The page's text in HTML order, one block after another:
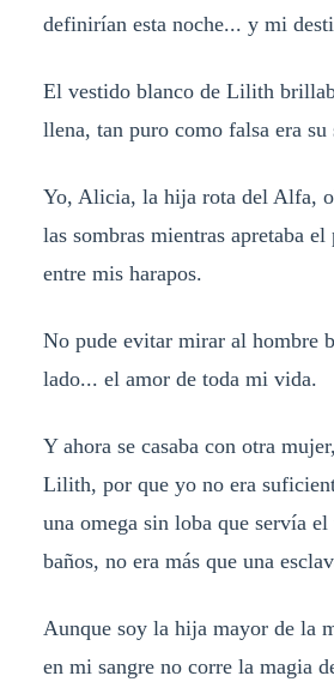
definirían esta noche... y mi
El vestido blanco de Lilith
llena, tan puro como falsa era su
Yo, Alicia, la hija rota del Alfa,
las sombras mientras apretaba
entre mis harapos.
No pude evitar mirar al hombre
lado... el amor de toda mi vida.
Y ahora se casaba con otra
Lilith, por que yo no era
una omega sin loba que servía
baños, no era más que una
Aunque soy la hija mayor de la
en mi sangre no corre la magia